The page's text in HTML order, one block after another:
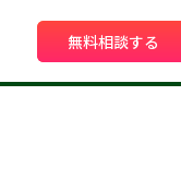
無料相談する